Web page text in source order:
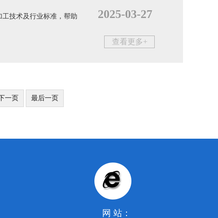
技术及行业标准，帮助 2025-03-27
查看更多+
一页 最后一页
网 站：